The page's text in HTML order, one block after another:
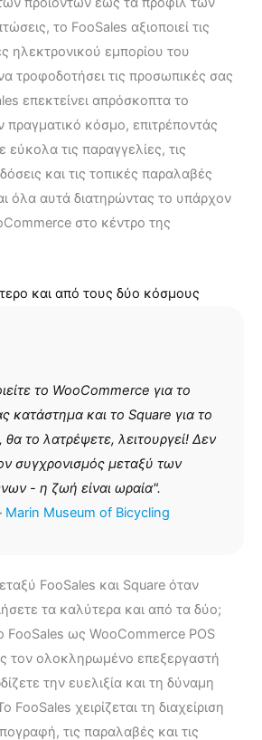
το FooSales αξιοποιεί τις
ηλεκτρονικού εμπορίου του
τροφοδοτήσει τις προσωπικές σας
επεκτείνει απρόσκοπτα το
κόσμο, επιτρέποντάς
εύκολα τις παραγγελίες, τις
και τις τοπικές παραλαβές
όλα αυτά διατηρώντας το υπάρχον
στο κέντρο της
και από τους δύο κόσμους
το WooCommerce για το
κατάστημα και το Square για το
το λατρέψετε, λειτουργεί! Δεν
συγχρονισμός μεταξύ των
- η ζωή είναι ωραία".
Marin Museum of Bicycling
FooSales και Square όταν
τα καλύτερα και από τα δύο;
FooSales ως WooCommerce POS
τον ολοκληρωμένο επεξεργαστή
την ευελιξία και τη δύναμη
χειρίζεται τη διαχείριση
τις παραλαβές και τις